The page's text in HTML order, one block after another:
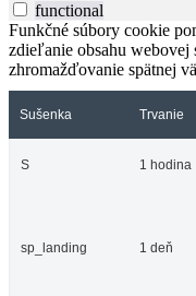
functional
Funkčné súbory cookie
zdieľanie obsahu webovej
zhromažďovanie spätnej
Sušenka Trvanie
S 1 hodina
sp_landing 1 deň